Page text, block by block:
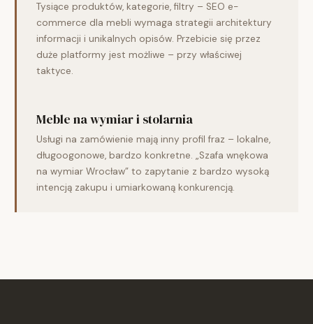
Tysiące produktów, kategorie, filtry – SEO e-
commerce dla mebli wymaga strategii architektury
informacji i unikalnych opisów. Przebicie się przez
duże platformy jest możliwe – przy właściwej
taktyce.
Meble na wymiar i stolarnia
Usługi na zamówienie mają inny profil fraz – lokalne,
długoogonowe, bardzo konkretne. „Szafa wnękowa
na wymiar Wrocław” to zapytanie z bardzo wysoką
intencją zakupu i umiarkowaną konkurencją.